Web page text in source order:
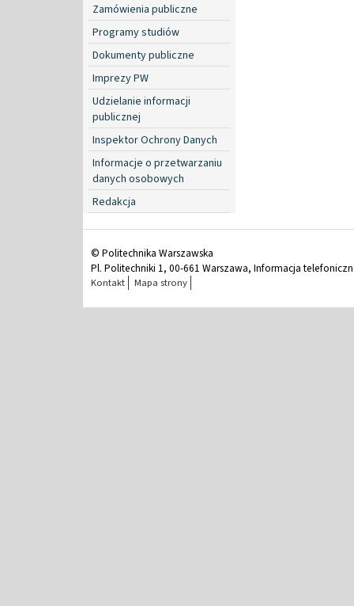
Zamówienia publiczne
Programy studiów
Dokumenty publiczne
Imprezy PW
Udzielanie informacji
publicznej
Inspektor Ochrony Danych
Informacje o przetwarzaniu
danych osobowych
Redakcja
© Politechnika Warszawska
Pl. Politechniki 1, 00-661 Warszawa, Informacja
Kontakt Mapa strony